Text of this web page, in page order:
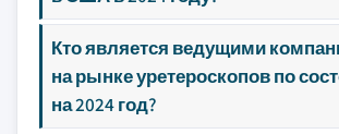
Кто является ведущими
на рынке уретероскопов по
на 2024 год?